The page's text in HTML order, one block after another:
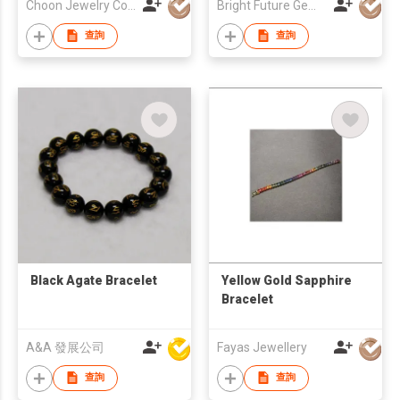
查詢 查詢
Black Agate Bracelet
A&A 發展公司
查詢
Yellow Gold Sapphire
Bracelet
Fayas Jewellery
查詢